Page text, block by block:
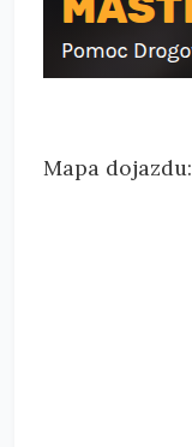
Mapa dojazdu: